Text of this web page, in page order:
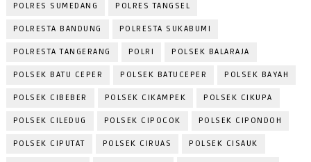
POLRES SUMEDANG POLRES TANGSEL
POLRESTA BANDUNG POLRESTA SUKABUMI
POLRESTA TANGERANG POLRI POLSEK BALARAJA
POLSEK BATU CEPER POLSEK BATUCEPER POLSEK BAYAH
POLSEK CIBEBER POLSEK CIKAMPEK POLSEK CIKUPA
POLSEK CILEDUG POLSEK CIPOCOK POLSEK CIPONDOH
POLSEK CIPUTAT POLSEK CIRUAS POLSEK CISAUK